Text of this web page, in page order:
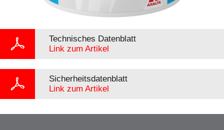
Technisches Datenblatt
Link zum Artikel
Sicherheitsdatenblatt
Link zum Artikel